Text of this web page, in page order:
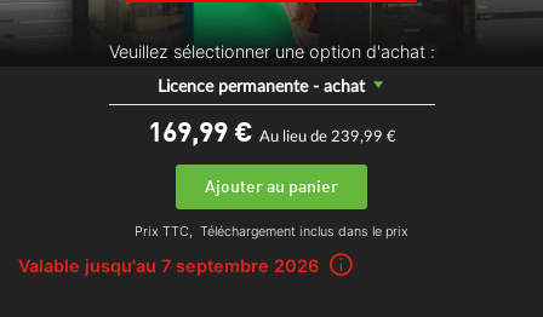
Veuillez sélectionner une option d'achat :
Licence permanente - achat
169,99€ Au lieu de 239,99 €
Ajouter au panier
Prix TTC, Téléchargement inclus dans le prix
Valable jusqu'au 7 septembre 2026